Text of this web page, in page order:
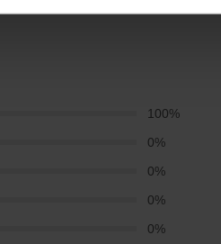
100%
0%
0%
0%
0%